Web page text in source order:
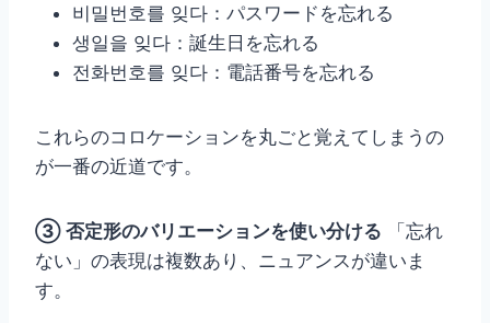
비밀번호를 잊다：パスワードを忘れる
생일을 잊다：誕生日を忘れる
전화번호를 잊다：電話番号を忘れる
これらのコロケーションを丸ごと覚えてしまうの
が一番の近道です。
③ 否定形のバリエーションを使い分ける 「忘れ
ない」の表現は複数あり、ニュアンスが違いま
す。